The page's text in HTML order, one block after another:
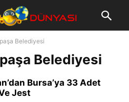
Belediyesi
Belediyesi
Bursa’ya 33 Adet
Jest